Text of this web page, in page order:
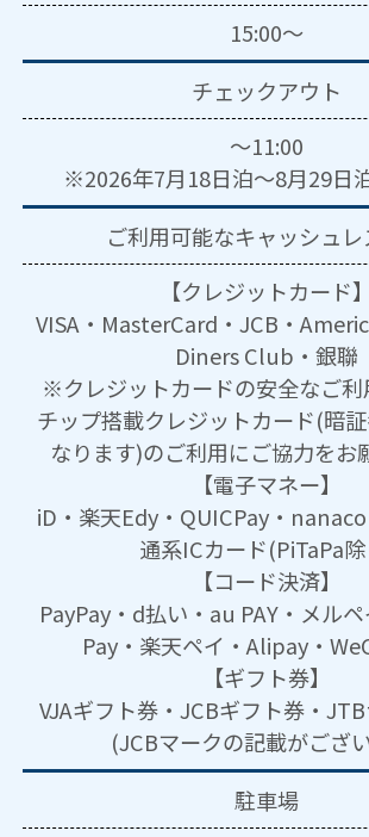
15:00～
チェックアウト
～11:00
※2026年7月18日泊～8月29日
ご利用可能なキャッシュ
【クレジットカード】
VISA・MasterCard・JCB・
Diners Club・銀聯
※クレジットカードの安全なご利
チップ搭載クレジットカード(暗
なります)のご利用にご協力をお
【電子マネー】
iD・楽天Edy・QUICPay・
通系ICカード(PiTaPa
【コード決済】
PayPay・d払い・au PAY・メル
Pay・楽天ペイ・Alipay・
【ギフト券】
VJAギフト券・JCBギフト券・
(JCBマークの記載がござ
駐車場